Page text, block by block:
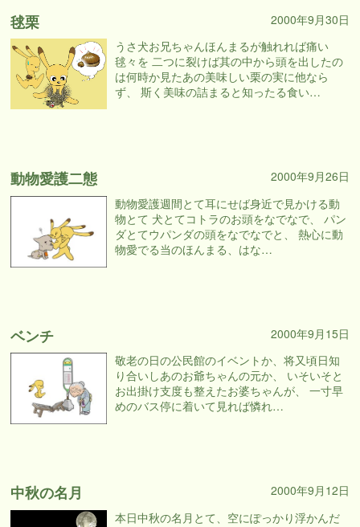
2000年9月30日
毬栗
うさ犬お兄ちゃんほんまるが触れれば痛い
毬々を 二つに裂けば其の中から頭を出したの
は何時か見たあの美味しい栗の実に他なら
ず、 斯く美味の詰まると知ったる食い…
2000年9月26日
動物愛護二態
動物愛護週間とて耳にせば身近で見かける動
物とて 犬とてコトラのお頭をなでなで、 パン
ダとてウパンダの頭をなでなでと、 熱心に動
物愛でる当のほんまる、はな…
2000年9月15日
ベンチ
敬老の日の公民館のイベントか、将又頃日知
り合いしあのお爺ちゃんの元か、 いそいそと
お出掛け支度も整えたお婆ちゃんが、 一寸早
めのバス停に着いて見れば憐れ…
2000年9月12日
中秋の名月
本日中秋の名月とて、空にぽっかり浮かんだ